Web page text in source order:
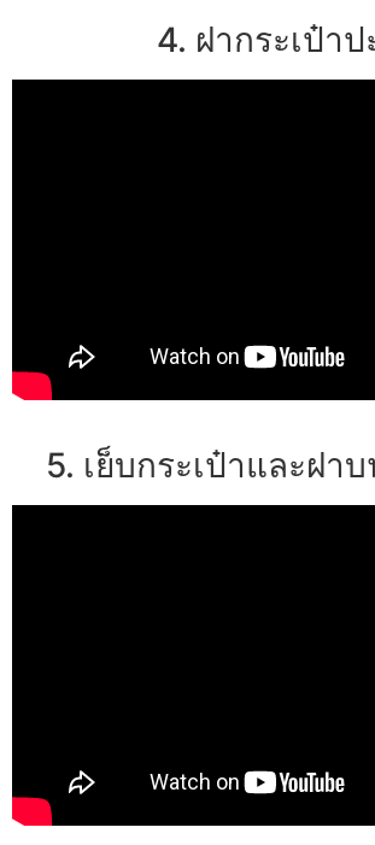
4. ฝากระเป๋าป
5. เย็บกระเป๋าและฝา